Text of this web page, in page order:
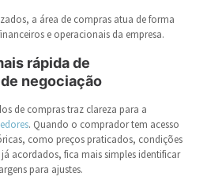
a área de compras atua de forma
e operacionais da empresa.
rápida de
negociação
de compras traz clareza para a
. Quando o comprador tem acesso
como preços praticados, condições
acordados, fica mais simples identificar
para ajustes.